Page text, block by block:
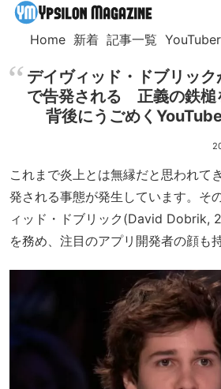
Home 新着 記事一覧
デイヴィッド・ドブリッ
で告発される 正義の鉄槌
背後にうごめく
これまで炎上とは無縁だと思われて
発される事態が発生しています。そ
ィッド・ドブリック(David Dobrik,
を務め、注目のアプリ開発者の顔も